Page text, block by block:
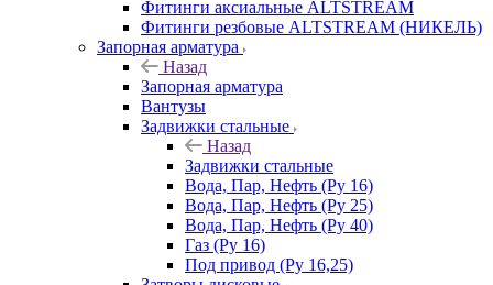
Фитинги аксиальные ALTSTREAM
Фитинги резбовые ALTSTREAM (НИКЕЛЬ)
Запорная арматура
Назад
Запорная арматура
Вантузы
Задвижки стальные
Назад
Задвижки стальные
Вода, Пар, Нефть (Ру 16)
Вода, Пар, Нефть (Ру 25)
Вода, Пар, Нефть (Ру 40)
Газ (Ру 16)
Под привод (Ру 16,25)